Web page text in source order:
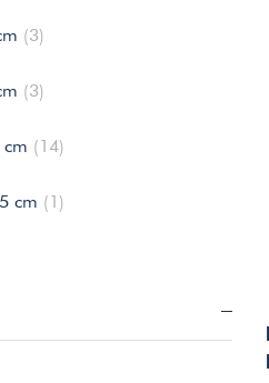
(3)
(3)
(14)
cm (1)